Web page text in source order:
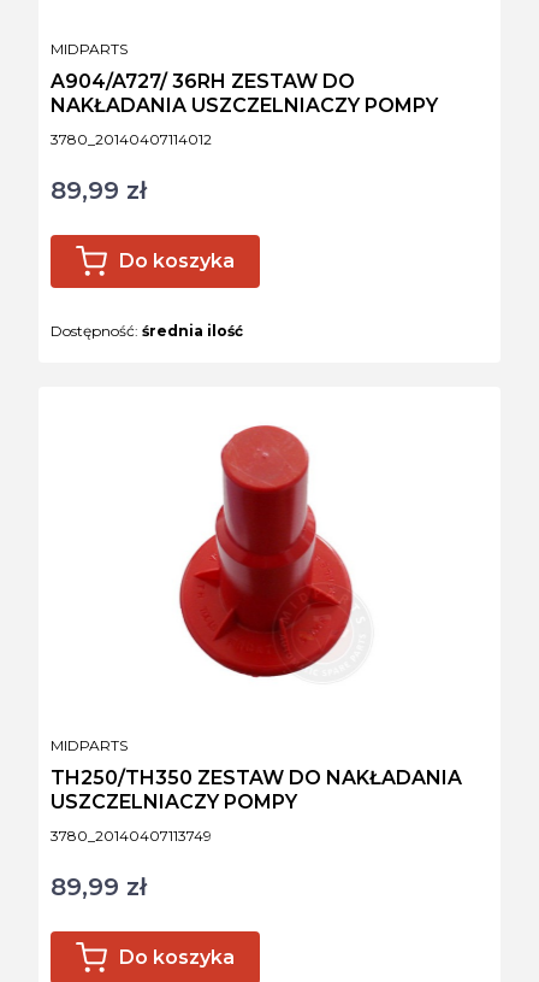
Kod produktu
3780_20140407114012
A904/A727/ 36RH ZESTAW DO
NAKŁADANIA USZCZELNIACZY POMPY
PRODUCENT
MIDPARTS
Cena
89,99 zł
Do koszyka
Dostępność: średnia ilość
Kod produktu
3780_20140407113749
TH250/TH350 ZESTAW DO NAKŁADANIA
USZCZELNIACZY POMPY
PRODUCENT
MIDPARTS
Cena
89,99 zł
Do koszyka